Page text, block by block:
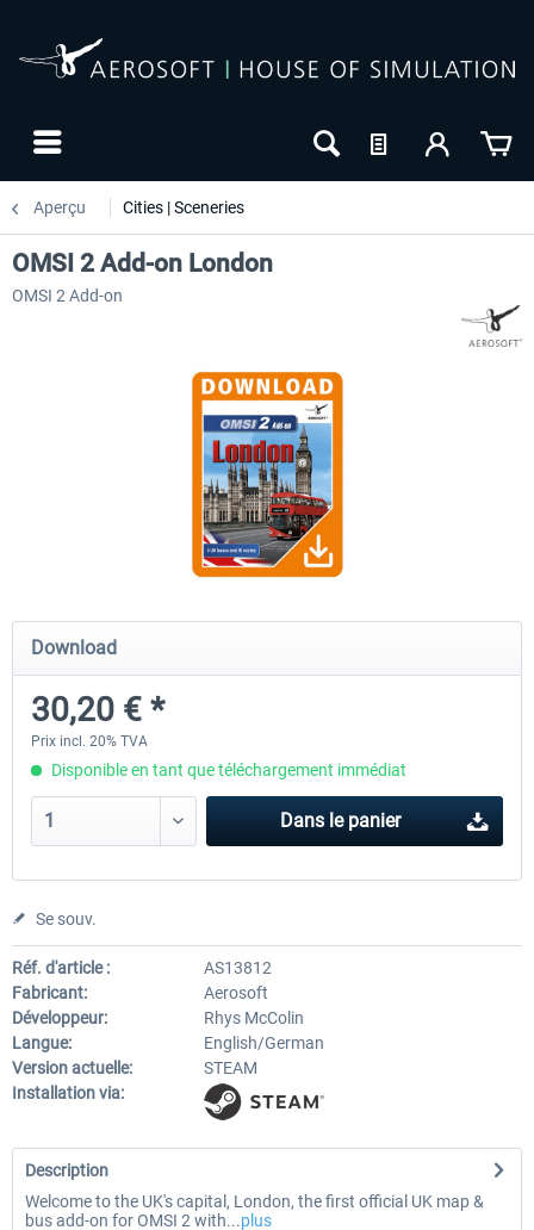
Aperçu Cities | Sceneries
OMSI 2 Add-on Thüringer Wald
30,24 € *
OMSI 2 Add-on Berlin Line
OMSI 2 Add-on London
OMSI 2 Add-on
Download
30,20 € *
Prix incl. 20% TVA
Disponible en tant que téléchargement immédiat
Dans le panier
Se souv.
Réf. d'article :
AS13812
Fabricant:
Aerosoft
Développeur:
Rhys McColin
Langue:
English/German
Version actuelle:
STEAM
Installation via:
Description
Welcome to the UK's capital, London, the first official UK map &
bus add-on for OMSI 2 with...plus